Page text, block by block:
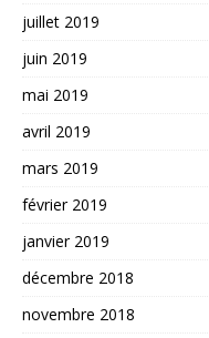
juillet 2019
juin 2019
mai 2019
avril 2019
mars 2019
février 2019
janvier 2019
décembre 2018
novembre 2018